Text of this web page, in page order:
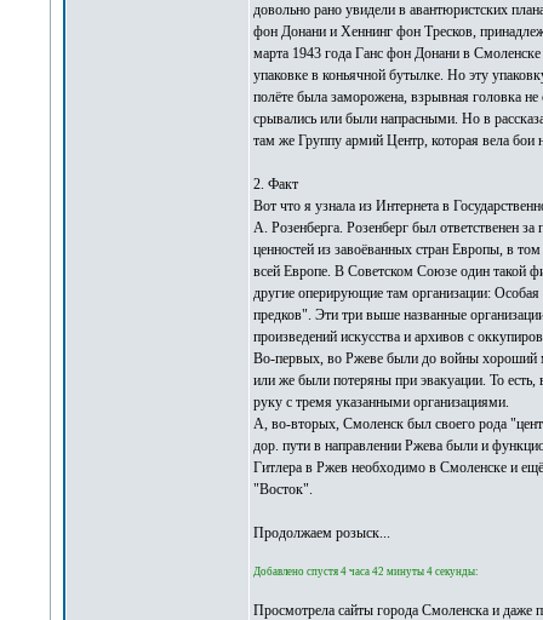
довольно рано увидели в авантюристских
фон Донани и Хеннинг фон Тресков,
марта 1943 года Ганс фон Донани в
упаковке в коньячной бутылке. Но эту
полёте была заморожена, взрывная головка
срывались или были напрасными. Но в
там же Группу армий Центр, которая вела бои
2. Факт
Вот что я узнала из Интернета в
А. Розенберга. Розенберг был ответственен
ценностей из завоёванных стран Европы, в
всей Европе. В Советском Союзе один такой
другие оперирующие там организации:
предков". Эти три выше названные
произведений искусства и архивов с
Во-первых, во Ржеве были до войны хороший
или же были потеряны при эвакуации. То
руку с тремя указанными организациями.
А, во-вторых, Смоленск был своего рода
дор. пути в направлении Ржева были и
Гитлера в Ржев необходимо в Смоленске и
"Восток".
Продолжаем розыск...
Добавлено спустя 4 часа 42 минуты 4 секунды:
Просмотрела сайты города Смоленска и даже